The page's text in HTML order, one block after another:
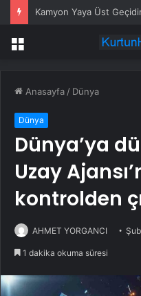
Kamyon Yaya Üst
Menü
Anasayfa / Dünya
Dünya
Dünya’ya
Uzay
kontrolden
AHMET YORGANCI
1 dakika okuma süresi